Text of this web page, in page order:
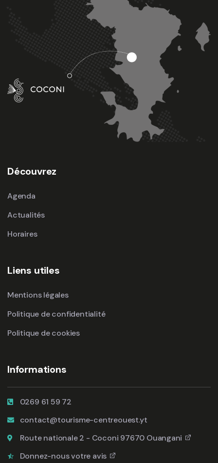
Découvrez
Agenda
Actualités
Horaires
Liens utiles
Mentions légales
Politique de confidentialité
Politique de cookies
Informations
0269 61 59 72
contact@tourisme-centreouest.yt
Route nationale 2 - Coconi 97670 Ouangani
Donnez-nous votre avis